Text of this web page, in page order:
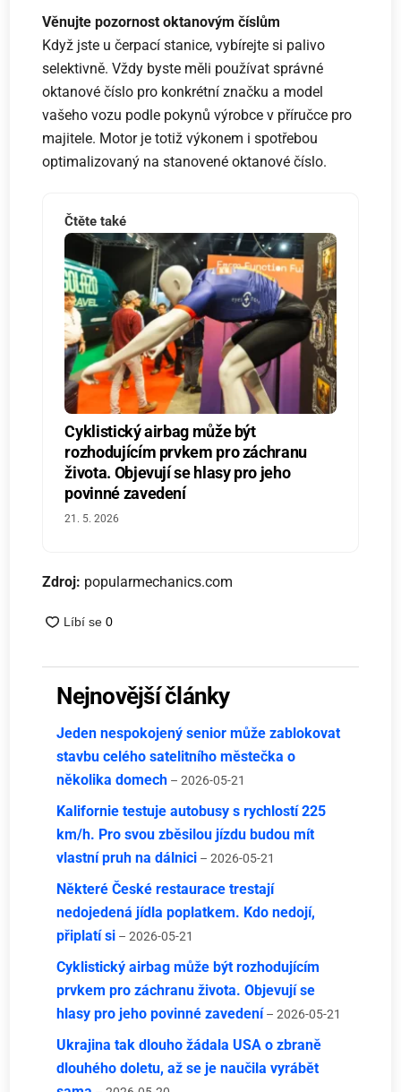
Věnujte pozornost oktanovým číslům
Když jste u čerpací stanice, vybírejte si palivo
selektivně. Vždy byste měli používat správné
oktanové číslo pro konkrétní značku a model
vašeho vozu podle pokynů výrobce v příručce pro
majitele. Motor je totiž výkonem i spotřebou
optimalizovaný na stanovené oktanové číslo.
Čtěte také
Cyklistický airbag může být
rozhodujícím prvkem pro záchranu
života. Objevují se hlasy pro jeho
povinné zavedení
21. 5. 2026
Zdroj: popularmechanics.com
Nejnovější články
Jeden nespokojený senior může zablokovat
stavbu celého satelitního městečka o
několika domech – 2026-05-21
Kalifornie testuje autobusy s rychlostí 225
km/h. Pro svou zběsilou jízdu budou mít
vlastní pruh na dálnici – 2026-05-21
Některé České restaurace trestají
nedojedená jídla poplatkem. Kdo nedojí,
připlatí si – 2026-05-21
Cyklistický airbag může být rozhodujícím
prvkem pro záchranu života. Objevují se
hlasy pro jeho povinné zavedení – 2026-05-21
Ukrajina tak dlouho žádala USA o zbraně
dlouhého doletu, až se je naučila vyrábět